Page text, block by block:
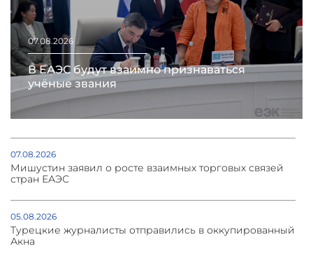
07.08.2026
В ЕАЭС будут взаимно признаваться
учёные звания
07.08.2026
Мишустин заявил о росте взаимных торговых связей
стран ЕАЭС
05.08.2026
Турецкие журналисты отправились в оккупированный
Акна